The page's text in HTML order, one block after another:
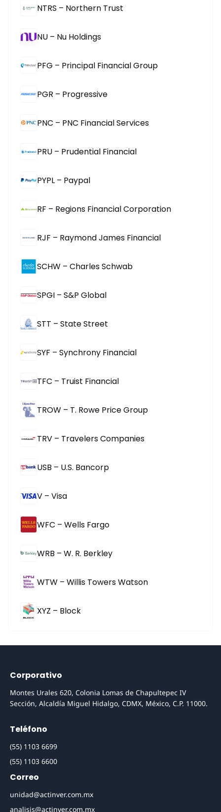
NTRS – Northern Trust
NU – Nu Holdings
PFG – Principal Financial Group
PGR – Progressive
PNC – PNC Financial Services
PRU – Prudential Financial
PYPL – Paypal
RF – Regions Financial Corporation
RJF – Raymond James Financial
SCHW – Charles Schwab
SPGI – S&P Global
STT – State Street
SYF – Synchrony Financial
TFC – Truist Financial
TROW – T. Rowe Price Group
TRV – Travelers Companies
USB – U.S. Bancorp
V – Visa
WFC – Wells Fargo
WRB – W. R. Berkley
WTW – Willis Towers Watson
XYZ – Block
Corporativo
Montes Urales 620, Colonia Lomas de Chapultepec IV
Sección, Alcaldía Miguel Hidalgo, CDMX, México, C.P. 11000.
Teléfono
(55) 1103 6699
(55) 1103 6600
Correo
unidad@actinver.com.mx
analisis@actinver.com.mx